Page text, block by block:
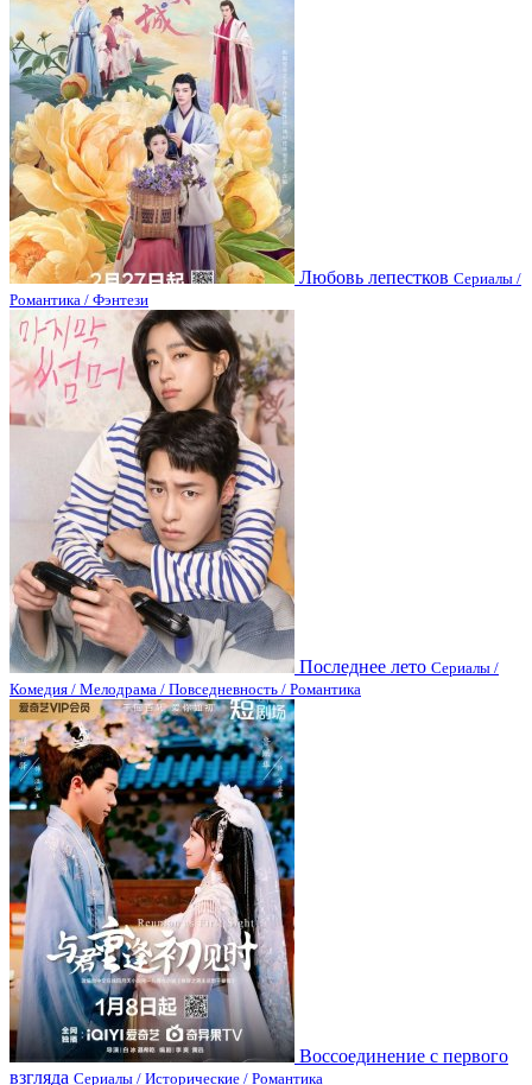
Любовь лепестков Сериалы /
Романтика / Фэнтези
Последнее лето Сериалы /
Комедия / Мелодрама / Повседневность / Романтика
Воссоединение с первого
взгляда Сериалы / Исторические / Романтика